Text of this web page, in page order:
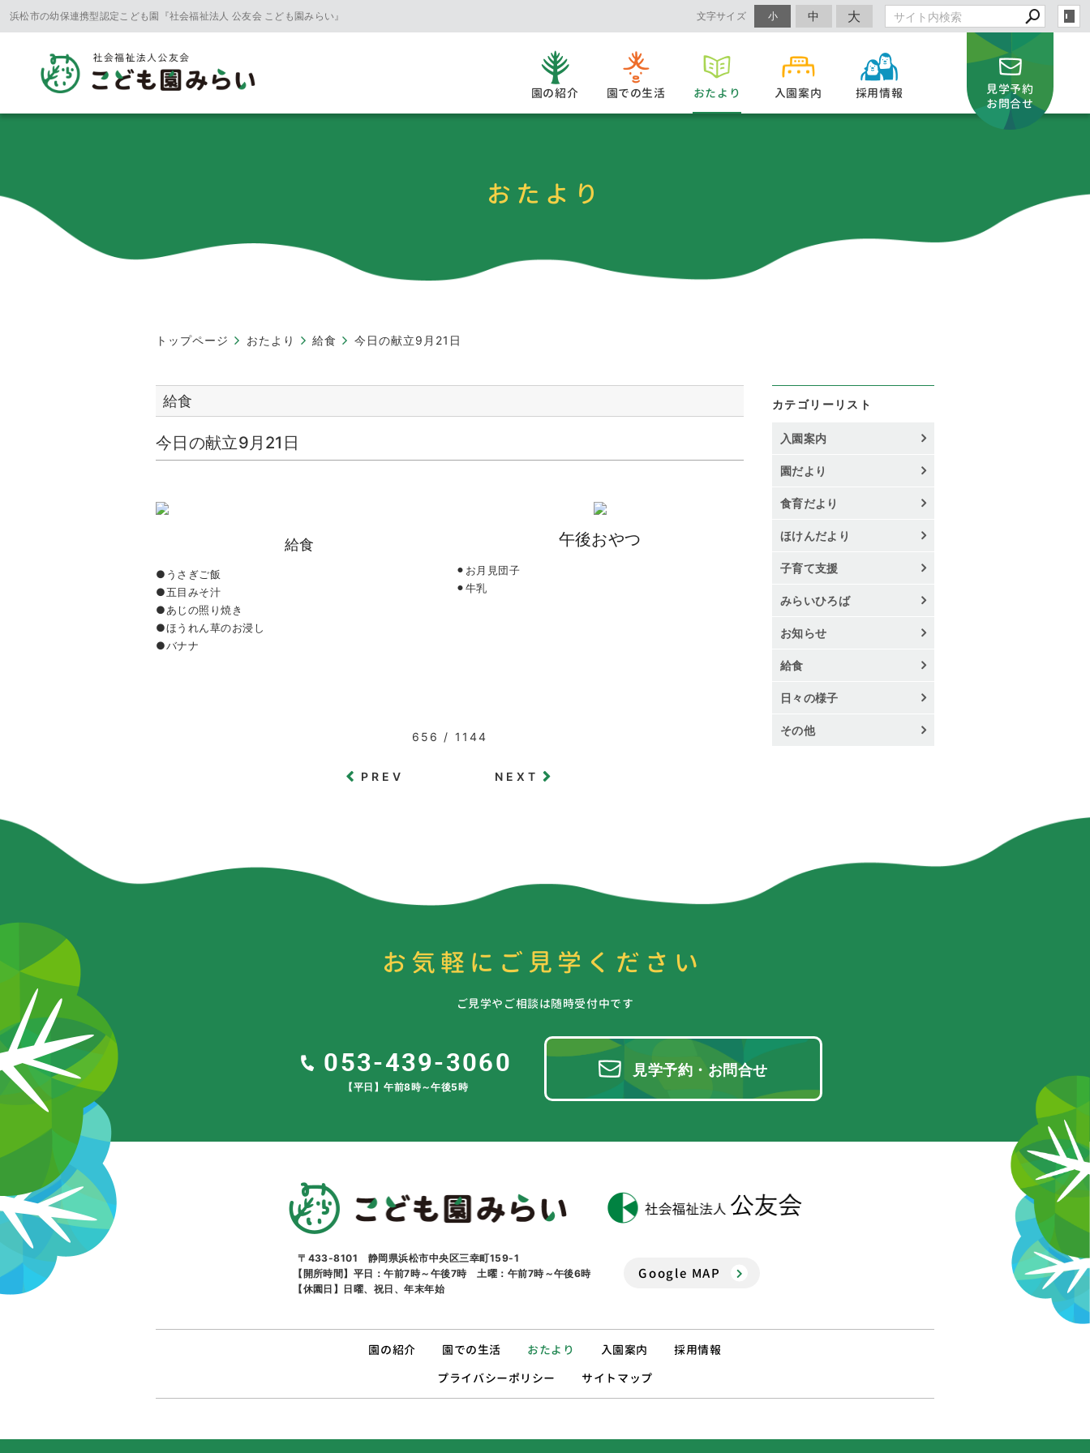
浜松市の幼保連携型認定こども園『社会福祉法人 公友会 こども園みらい』 文字サイズ 小 中 大
園の紹介 園での生活 おたより 入園案内 採用情報
見学予約
お問合せ
おたより
トップページ おたより 給食 今日の献立9月21日
給食
今日の献立9月21日
給食
●うさぎご飯
●五目みそ汁
●あじの照り焼き
●ほうれん草のお浸し
●バナナ
午後おやつ
⚫︎お月見団子
⚫︎牛乳
656 / 1144
PREV NEXT
カテゴリーリスト
入園案内
園だより
食育だより
ほけんだより
子育て支援
みらいひろば
お知らせ
給食
日々の様子
その他
お気軽にご見学ください
ご見学やご相談は随時受付中です
053-439-3060
【平日】午前8時～午後5時
見学予約・お問合せ
〒433-8101 静岡県浜松市中央区三幸町159-1
【開所時間】平日：午前7時～午後7時 土曜：午前7時～午後6時
【休園日】日曜、祝日、年末年始
Google MAP
園の紹介 園での生活 おたより 入園案内
採用情報
プライバシーポリシー
サイトマップ